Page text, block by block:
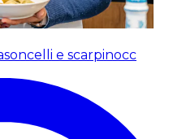
e scarpinocc